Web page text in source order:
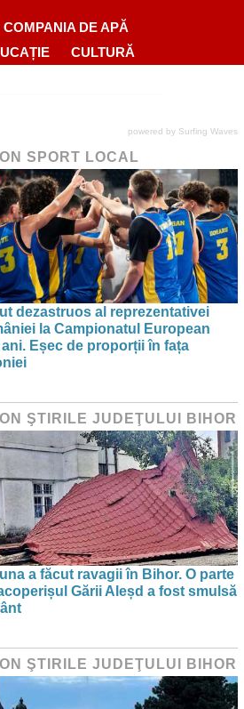
COMPANIA DE APĂ
CULTURĂ
powered by Surfing Waves
SPORT LOCAL
dezastruos al reprezentativei
la Campionatul European
ani. Eșec de proporții în fața
ŞTIRILE JUDEŢULUI BIHOR
a făcut ravagii în Bihor. O parte
Gării Aleșd a fost smulsă
ŞTIRILE JUDEŢULUI BIHOR